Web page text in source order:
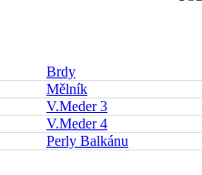
Brdy
Mělník
V.Meder 3
V.Meder 4
Perly Balkánu